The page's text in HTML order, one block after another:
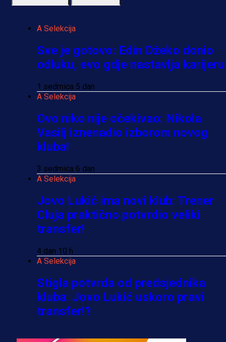
A Selekcija
Sve je gotovo: Edin Džeko donio
odluku, evo gdje nastavlja
1 sedmica 5 dan
A Selekcija
Ovo niko nije očekivao: Nikola
Vasilj iznenadio izborom novog
kluba!
3 sedmica 6 dan
A Selekcija
Jovo Lukić ima novi klub: Trener
Cluja praktično potvrdio veliki
transfer!
4 dan 10 h
A Selekcija
Stigla potvrda od predsjednika
kluba: Jovo Lukić uskoro pravi
transfer!?